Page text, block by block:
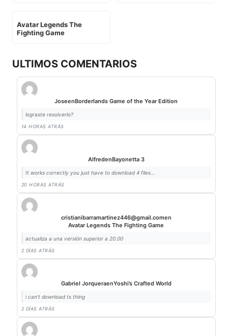
Avatar Legends The
Fighting Game
ULTIMOS COMENTARIOS
JoseenBorderlands Game of the Year Edition
lograste resolverlo?
14 HORAS ATRÁS
AlfredenBayonetta 3
It works correctly you just have to download 4 files...
20 HORAS ATRÁS
cristianibarramartinez446@gmail.comen
Avatar Legends The Fighting Game
actualiza a una versión superior a 20.00
2 DÍAS ATRÁS
Gabriel JorqueraenYoshi’s Crafted World
i can't download ts thing
2 DÍAS ATRÁS